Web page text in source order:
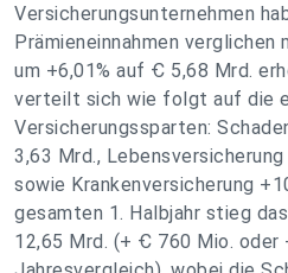
Versicherungsunternehmen
Prämieneinnahmen verglichen
um +6,01% auf Ꞓ 5,68 Mrd.
verteilt sich wie folgt auf die
Versicherungssparten:
3,63 Mrd.,
sowie Krankenversicherung
gesamten 1. Halbjahr stieg
12,65 Mrd. (+ Ꞓ 760 Mio. oder